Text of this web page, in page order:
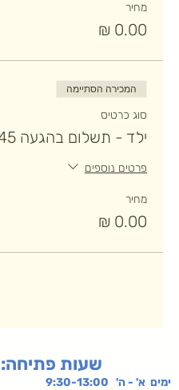
מחיר
המכירה הסתיימה
סוג כרטיס
ילד - תשלום בהגעה 45 ש"ח
פרטים נוספים
מחיר
:שעות פתיחה
ימים א' - ה' 9:30-13:00